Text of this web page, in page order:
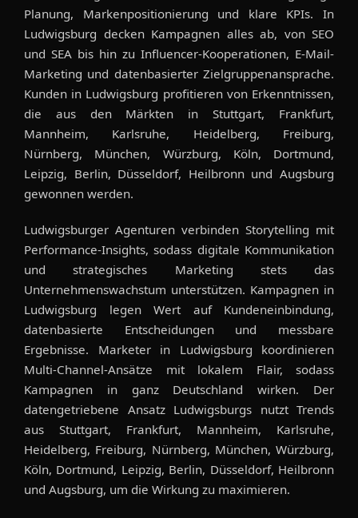
Planung, Markenpositionierung und klare KPIs. In
Ludwigsburg decken Kampagnen alles ab, von SEO
und SEA bis hin zu Influencer-Kooperationen, E-Mail-
Marketing und datenbasierter Zielgruppenansprache.
Kunden in Ludwigsburg profitieren von Erkenntnissen,
die aus den Märkten in Stuttgart, Frankfurt,
Mannheim, Karlsruhe, Heidelberg, Freiburg,
Nürnberg, München, Würzburg, Köln, Dortmund,
Leipzig, Berlin, Düsseldorf, Heilbronn und Augsburg
gewonnen werden.
Ludwigsburger Agenturen verbinden Storytelling mit
Performance-Insights, sodass digitale Kommunikation
und strategisches Marketing stets das
Unternehmenswachstum unterstützen. Kampagnen in
Ludwigsburg legen Wert auf Kundeneinbindung,
datenbasierte Entscheidungen und messbare
Ergebnisse. Marketer in Ludwigsburg koordinieren
Multi-Channel-Ansätze mit lokalem Flair, sodass
Kampagnen in ganz Deutschland wirken. Der
datengetriebene Ansatz Ludwigsburgs nutzt Trends
aus Stuttgart, Frankfurt, Mannheim, Karlsruhe,
Heidelberg, Freiburg, Nürnberg, München, Würzburg,
Köln, Dortmund, Leipzig, Berlin, Düsseldorf, Heilbronn
und Augsburg, um die Wirkung zu maximieren.